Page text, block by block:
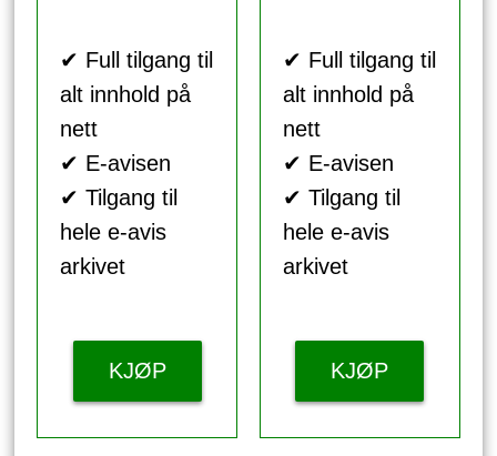
✔ Full tilgang til
alt innhold på
nett
✔ E-avisen
✔ Tilgang til
hele e-avis
arkivet
KJØP
✔ Full tilgang til
alt innhold på
nett
✔ E-avisen
✔ Tilgang til
hele e-avis
arkivet
KJØP